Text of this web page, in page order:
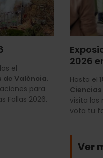
el
de València.
para
Fallas 2026.
2026
Hasta el
Ciencias
visita los
vota tu
Ver